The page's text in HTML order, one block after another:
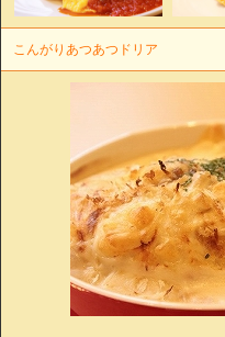
こんがりあつあつドリア